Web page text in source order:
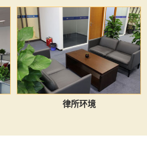
律所环境